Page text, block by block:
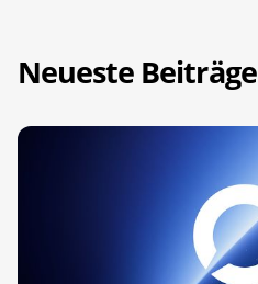
Neueste Beiträge